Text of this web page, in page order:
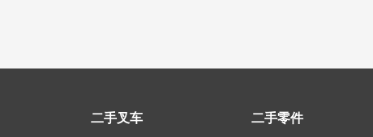
二手叉车 二手零件